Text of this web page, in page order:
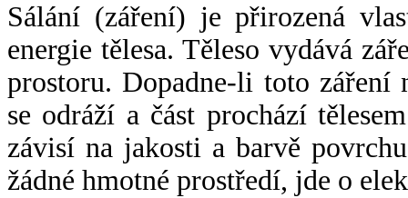
Sálání (záření) je přirozená
energie tělesa. Těleso vydává
prostoru. Dopadne-li toto záření
se odráží a část prochází
závisí na jakosti a barvě
žádné hmotné prostředí, jde o